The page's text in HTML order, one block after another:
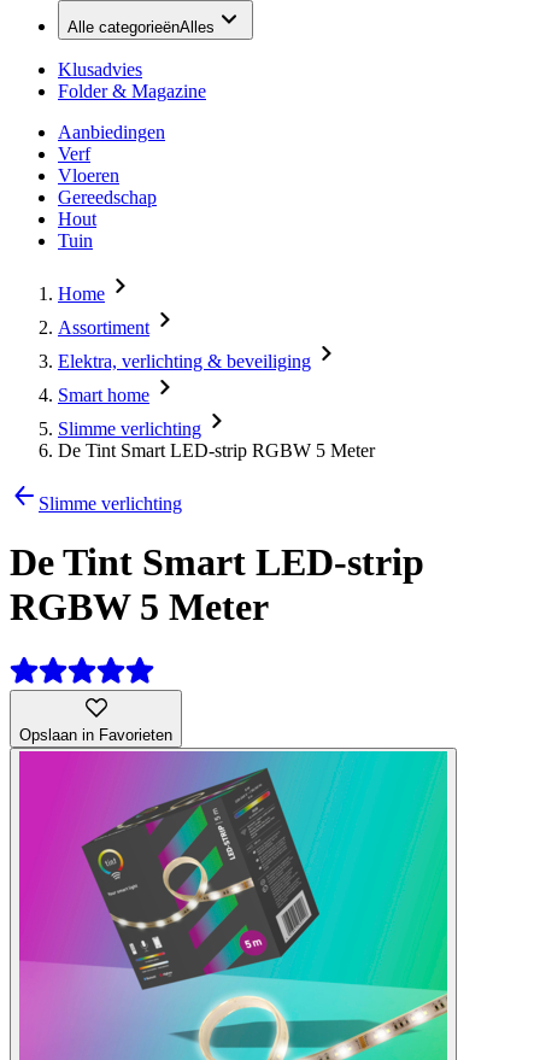
Alle categorieënAlles
Klusadvies
Folder & Magazine
Aanbiedingen
Verf
Vloeren
Gereedschap
Hout
Tuin
Home
Assortiment
Elektra, verlichting & beveiliging
Smart home
Slimme verlichting
De Tint Smart LED-strip RGBW 5 Meter
Slimme verlichting
De Tint Smart LED-strip
RGBW 5 Meter
Opslaan in Favorieten